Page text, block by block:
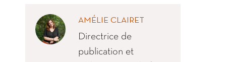
AMÉLIE CLAIRET
Directrice de
publication et